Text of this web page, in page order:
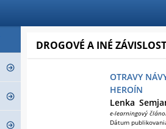
DROGOVÉ A INÉ
OTRAVY
HEROÍN
Lenka
e-learningový
Dátum